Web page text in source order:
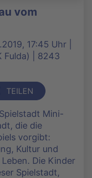
vom
17:45 Uhr |
Fulda) | 8243
TEILEN
Mini-
die die
vorgibt:
Kultur und
Die Kinder
Spielstadt,